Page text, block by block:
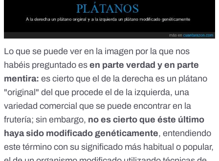
Lo que se puede ver en la imagen por la que nos
habéis preguntado es en parte verdad y en parte
mentira: es cierto que el de la derecha es un plátano
"original" del que procede el de la izquierda, una
variedad comercial que se puede encontrar en la
frutería; sin embargo, no es cierto que éste último
haya sido modificado genéticamente, entendiendo
este término con su significado más habitual o popular,